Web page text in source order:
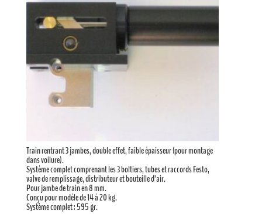
Train rentrant 3 jambes, double effet, faible épaisseur (pour montage
dans voilure).
Système complet comprenant les 3 boîtiers, tubes et raccords Festo,
valve de remplissage, distributeur et bouteille d’air.
Pour jambe de train en 8 mm.
Conçu pour modèle de 14 à 20 kg.
Système complet : 595 gr.